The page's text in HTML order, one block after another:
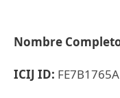
Nombre
ICIJ ID: